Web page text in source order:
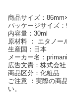
商品サイズ：
パッケージサイズ
内容量：30ml
原材料 ： エタノー
生産国：日本
メーカー名：
広告文責：株式会
商品区分：化粧品
ご注意 ：実際の商
い。